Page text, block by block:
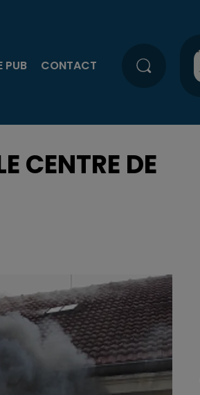
PUB CONTACT
CENTRE DE